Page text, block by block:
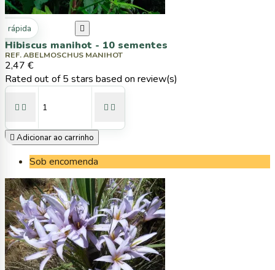
rápida 
Hibiscus manihot - 10 sementes
REF. ABELMOSCHUS MANIHOT
2,47 €
Rated out of 5 stars based on review(s)
   
 Adicionar ao carrinho
Sob encomenda